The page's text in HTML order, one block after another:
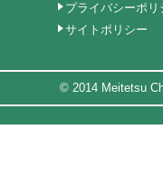
プライバシーポリ
サイトポリシー
© 2014 Meitetsu